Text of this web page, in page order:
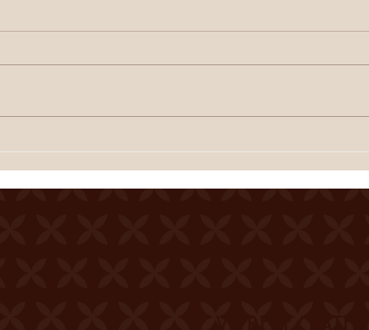
Mercier Entrée gratuite
Spectacle à 20h00 Une
est offerte à l'entracte. En cas
de temps incertain, se